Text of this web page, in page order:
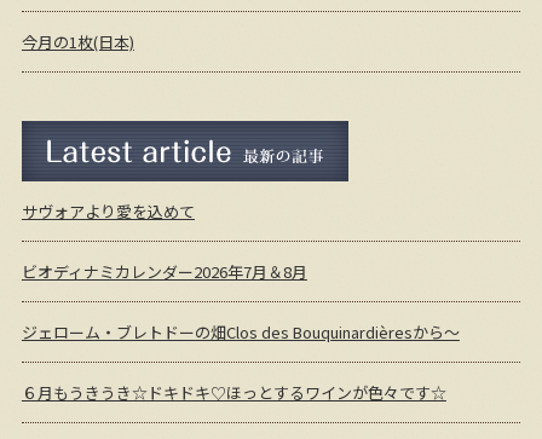
今月の1枚(日本)
サヴォアより愛を込めて
ビオディナミカレンダー2026年7月＆8月
ジェローム・ブレトドーの畑Clos des Bouquinardièresから～
６月もうきうき☆ドキドキ♡ほっとするワインが色々です☆